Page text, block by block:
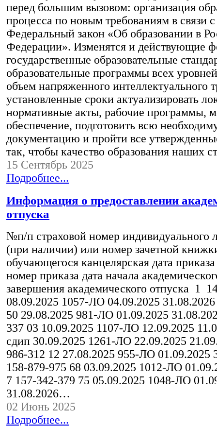
перед большим вызовом: организация
процесса по новым требованиям в связи
Федеральный закон «Об образовании в
Федерации». Изменятся и действующие
государственные образовательные
образовательные программы всех
объем напряженного интеллектуального
установленные сроки актуализировать
нормативные акты, рабочие программы,
обеспечение, подготовить всю
документацию и пройти все
так, чтобы качество образования наших
15 Сентябрь 2025
Подробнее...
Информация о предоставлении
отпуска
№п/п страховой номер индивидуального
(при наличии) или номер зачетной
обучающегося канцелярская дата
номер приказа дата начала
завершения академического отпуска 1
08.09.2025 1057-ЛО 04.09.2025
50 29.08.2025 981-ЛО 01.09.2025
337 03 10.09.2025 1107-ЛО 12.09.2025
сдип 30.09.2025 1261-ЛО 22.09.2025
986-312 12 27.08.2025 955-ЛО 01.09.2025
158-879-975 68 03.09.2025 1012-ЛО
7 157-342-379 75 05.09.2025 1048-ЛО
31.08.2026…
02 Июнь 2025
Подробнее...